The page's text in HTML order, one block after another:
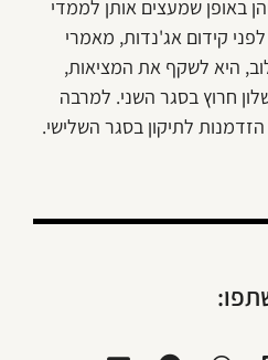
באופן שמעצים אותן לממדי
קידום אג'נדות, מאמרי
היא לשקף את המציאות,
חרוץ בסגר השני. למרבה
הזדמנות לתיקון בסגר השלישי.